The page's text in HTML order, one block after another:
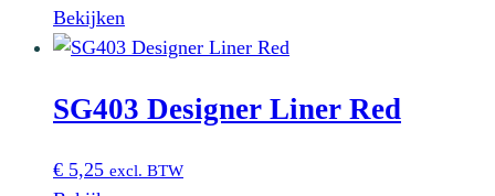
Bekijken
SG403 Designer Liner Red
€ 5,25 excl. BTW